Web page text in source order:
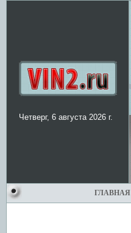
Четверг, 6 августа 2026 г.
ГЛАВНАЯ